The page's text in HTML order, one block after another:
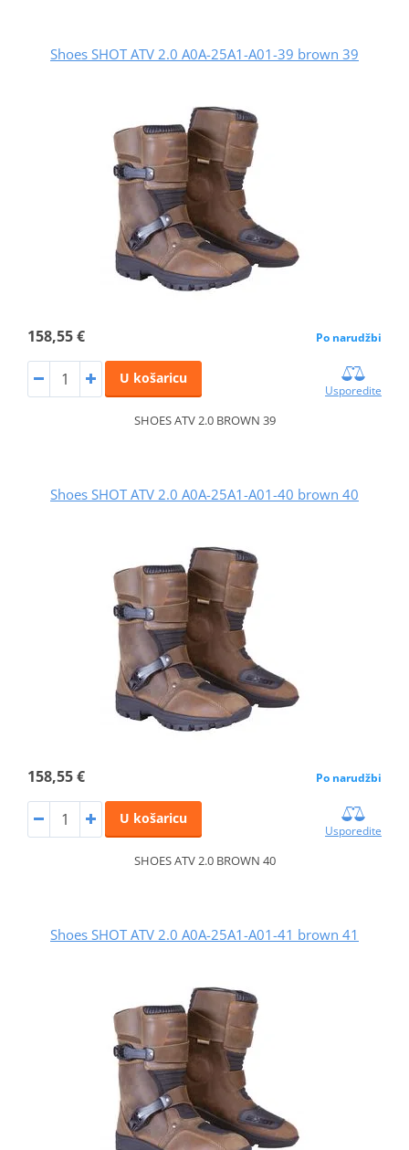
Shoes SHOT ATV 2.0 A0A-25A1-A01-39 brown 39
158,55 € Po narudžbi
U košaricu
Usporedite
SHOES ATV 2.0 BROWN 39
Shoes SHOT ATV 2.0 A0A-25A1-A01-40 brown 40
158,55 € Po narudžbi
U košaricu
Usporedite
SHOES ATV 2.0 BROWN 40
Shoes SHOT ATV 2.0 A0A-25A1-A01-41 brown 41